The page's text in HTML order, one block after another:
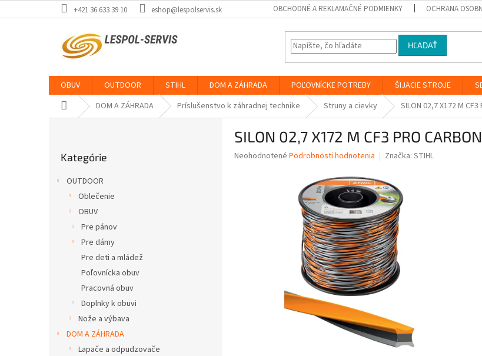
na
+421 36 633 39 10 eshop@lespolservis.sk OBCHODNÉ A REKLAMAČNÉ PODMIENKY OCHRANA
HĽADAŤ
OBUV OUTDOOR STIHL DOM A ZÁHRADA POĽOVNÍCKE POTREBY ŠIJACIE STROJE
DomovDOM A ZÁHRADA Príslušenstvo k záhradnej technike Struny a cievky SILON 02,7 X172 M CF3
kategórie
Kategórie
OUTDOOR
Oblečenie
OBUV
Pre pánov
Pre dámy
Pre deti a mládež
Poľovnícka obuv
Pracovná obuv
Doplnky k obuvi
Nože a výbava
DOM A ZÁHRADA
Lapače a odpudzovače
SILON 02,7 X172 M CF3 PRO
Priemerné
Neohodnotené Podrobnosti hodnotenia Značka: STIHL